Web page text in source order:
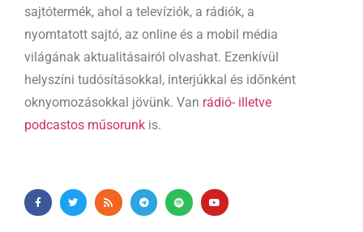
sajtótermék, ahol a televíziók, a rádiók, a
nyomtatott sajtó, az online és a mobil média
világának aktualitásairól olvashat. Ezenkívül
helyszíni tudósításokkal, interjúkkal és időnként
oknyomozásokkal jövünk. Van rádió- illetve
podcastos műsorunk is.